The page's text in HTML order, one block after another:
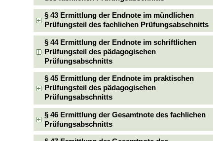
§ 43 Ermittlung der Endnote im mündlichen
Prüfungsteil des fachlichen Prüfungsabschnitts
§ 44 Ermittlung der Endnote im schriftlichen
Prüfungsteil des pädagogischen
Prüfungsabschnitts
§ 45 Ermittlung der Endnote im praktischen
Prüfungsteil des pädagogischen
Prüfungsabschnitts
§ 46 Ermittlung der Gesamtnote des fachlichen
Prüfungsabschnitts